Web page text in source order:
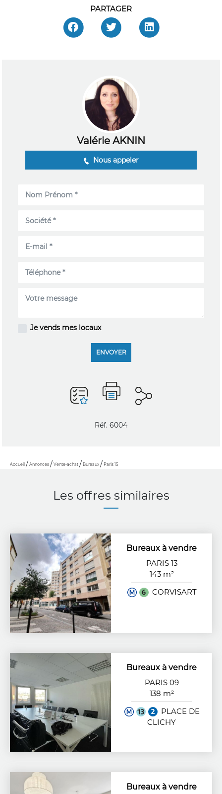
Accueil Annonces Vente-achat Bureaux Paris 15
PARTAGER
Valérie AKNIN
Nous appeler
Je vends mes locaux
ENVOYER
Réf. 6004
Les offres similaires
Bureaux à vendre
PARIS 13
143 m²
CORVISART
Bureaux à vendre
PARIS 09
138 m²
PLACE DE
CLICHY
Bureaux à vendre